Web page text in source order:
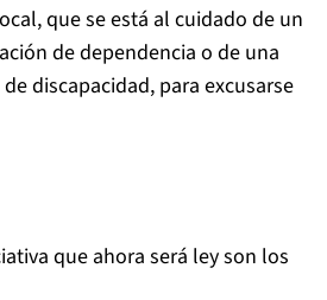
que se está al cuidado de un
de dependencia o de una
discapacidad, para excusarse
que ahora será ley son los